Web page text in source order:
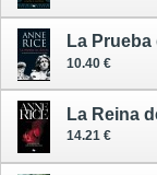
La Prueba
10.40 €
14.21 €